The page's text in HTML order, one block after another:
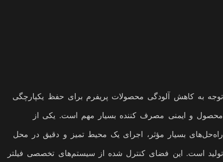
توجه به کاهش آلودگی محصولات پریفرم برای حفظ یکپارچگی
محصول و ایمنی مصرف کننده بسیار مهم است. یکی از
راه‌حل‌های بسیار مؤثر، اجرای یک محیط تمیز و دقیق در محل
تولید است. این فضای کنترل شده از سیستم‌های تخصصی فیلتر